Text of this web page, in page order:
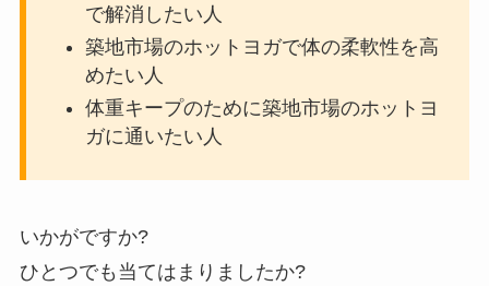
で解消したい人
築地市場のホットヨガで体の柔軟性を高
めたい人
体重キープのために築地市場のホットヨ
ガに通いたい人
いかがですか?
ひとつでも当てはまりましたか?